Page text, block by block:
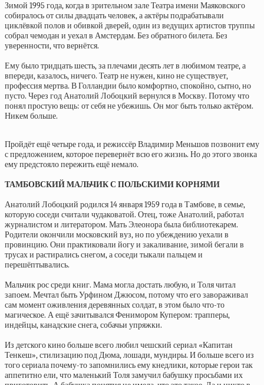
Зимой 1995 года, когда в зрительном зале Театра имени Маяковского
собиралось от силы двадцать человек, а актёры подрабатывали
циклёвкой полов и обивкой дверей, один из ведущих артистов труппы
собрал чемодан и уехал в Амстердам. Без обратного билета. Без
уверенности, что вернётся.
Ему было тридцать шесть, за плечами десять лет в любимом театре, а
впереди, казалось, ничего. Театр не нужен, кино не существует,
профессия мертва. В Голландии было комфортно, спокойно, сытно, но
пусто. Через год Анатолий Лобоцкий вернулся в Москву. Потому что
понял простую вещь: от себя не убежишь. Он мог быть только актёром.
Никем больше.
Пройдёт ещё четыре года, и режиссёр Владимир Меньшов позвонит ему
с предложением, которое перевернёт всю его жизнь. Но до этого звонка
ему предстояло пережить ещё немало.
ТАМБОВСКИЙ МАЛЬЧИК С ПОЛЬСКИМИ КОРНЯМИ
Анатолий Лобоцкий родился 14 января 1959 года в Тамбове, в семье,
которую соседи считали чудаковатой. Отец, тоже Анатолий, работал
журналистом и литератором. Мать Элеонора была библиотекарем.
Родители окончили московский вуз, но по убеждению уехали в
провинцию. Они практиковали йогу и закаливание, зимой бегали в
трусах и растирались снегом, а соседи тыкали пальцем и
перешёптывались.
Мальчик рос среди книг. Мама могла достать любую, и Толя читал
запоем. Мечтал быть Урфином Джюсом, потому что его завораживал
сам момент оживления деревянных солдат, в этом было что-то
магическое. А ещё зачитывался Фенимором Купером: трапперы,
индейцы, канадские снега, собачьи упряжки.
Из детского кино больше всего любил чешский сериал «Капитан
Тенкеш», стилизацию под Дюма, лошади, мундиры. И больше всего из
того сериала почему-то запомнились ему кнедлики, которые герои так
аппетитно ели, что маленький Толя замучил бабушку просьбами их